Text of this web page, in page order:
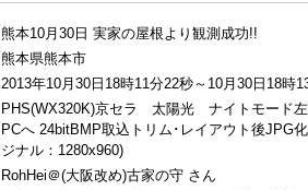
熊本10月30日 実家の屋根より観測成功!!
熊本県熊本市
2013年10月30日18時11分22秒～10月30日18時
PHS(WX320K)京セラ 太陽光 ナイトモー
PCへ 24bitBMP取込トリム･レイアウト後JPG
ジナル：1280x960)
RohHei＠(大阪改め)古家の守 さん